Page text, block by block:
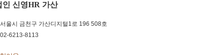
인 신영HR 가산
울시 금천구 가산디지털1로 196 508호
6213-8113